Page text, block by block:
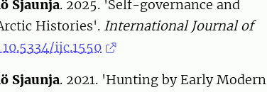
Sjaunja. 2025. 'Self-governance and
Histories'. International Journal of
ijc.1550
Sjaunja. 2021. 'Hunting by Early Modern